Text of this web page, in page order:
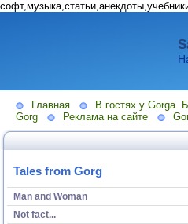
Главная
В гостях у Gorga.
Gorg
Реклама на сайте
Tales from Gorg
Man and Woman
Not fact...